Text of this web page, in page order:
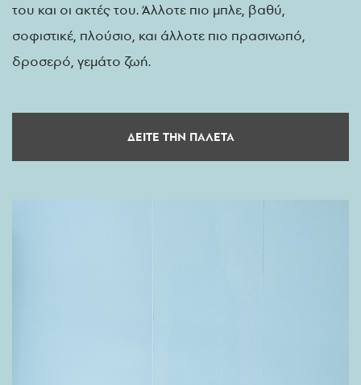
του και οι ακτές του. Άλλοτε πιο μπλε, βαθύ,
σοφιστικέ, πλούσιο, και άλλοτε πιο πρασινωπό,
δροσερό, γεμάτο ζωή.
ΔΕΙΤΕ ΤΗΝ ΠΑΛΕΤΑ